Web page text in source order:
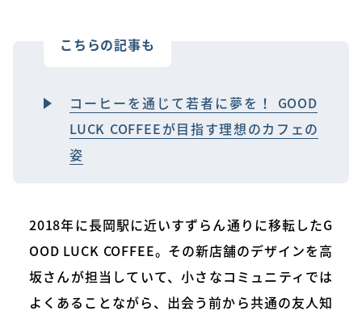
こちらの記事も
コーヒーを通じて若者に夢を！ GOOD
LUCK COFFEEが目指す理想のカフェの
姿
2018年に長岡駅に近いすずらん通りに移転したG
OOD LUCK COFFEE。その新店舗のデザインを高
坂さんが担当していて、小さなコミュニティでは
よくあることながら、出会う前から共通の友人知